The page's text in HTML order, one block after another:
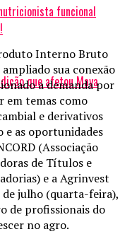
funcional
que afetou Maya
Interno Bruto
sua conexão
a demanda por
em temas como
e derivativos
e as oportunidades
(Associação
de Títulos e
e a Agrinvest
julho (quarta-feira),
de profissionais do
no agro.